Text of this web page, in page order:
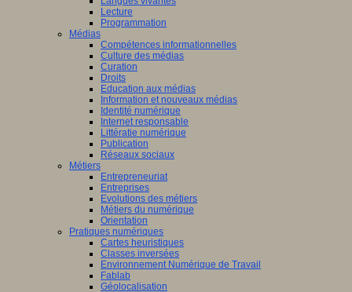
Lecture
Programmation
Médias
Compétences informationnelles
Culture des médias
Curation
Droits
Education aux médias
Information et nouveaux médias
Identité numérique
Internet responsable
Littératie numérique
Publication
Réseaux sociaux
Métiers
Entrepreneuriat
Entreprises
Evolutions des métiers
Métiers du numérique
Orientation
Pratiques numériques
Cartes heuristiques
Classes inversées
Environnement Numérique de Travail
Fablab
Géolocalisation